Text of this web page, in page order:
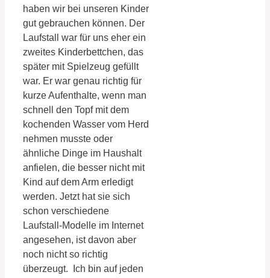
haben wir bei unseren Kinder
gut gebrauchen können. Der
Laufstall war für uns eher ein
zweites Kinderbettchen, das
später mit Spielzeug gefüllt
war. Er war genau richtig für
kurze Aufenthalte, wenn man
schnell den Topf mit dem
kochenden Wasser vom Herd
nehmen musste oder
ähnliche Dinge im Haushalt
anfielen, die besser nicht mit
Kind auf dem Arm erledigt
werden. Jetzt hat sie sich
schon verschiedene
Laufstall-Modelle im Internet
angesehen, ist davon aber
noch nicht so richtig
überzeugt. Ich bin auf jeden